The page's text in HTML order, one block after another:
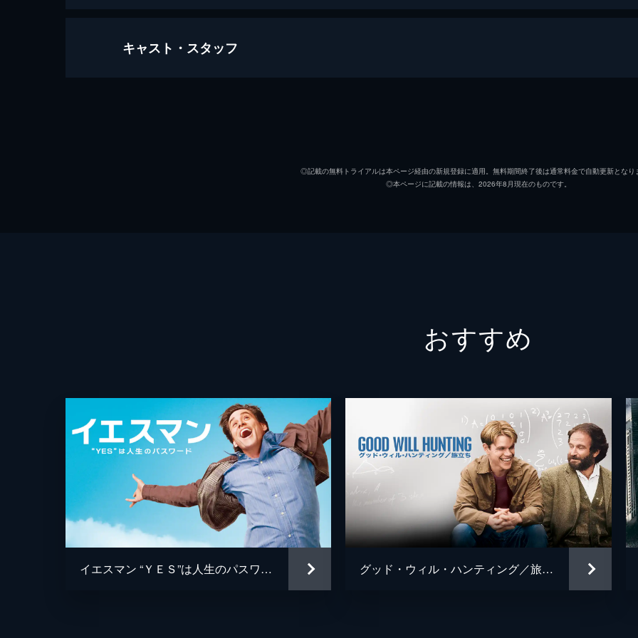
ラ・ラ・ランド
キャスト・スタッフ
キース
キャ
トム
ミー
デイ
ジョシ
◎記載の無料トライアルは本ページ経由の新規登録に適用。無料期間終了後は通常料金で自動更新となり
◎本ページに記載の情報は、2026年8月現在のものです。
おすすめ
イエスマン “ＹＥＳ”は人生のパスワード グッド・ウィル・ハンティング／旅立ち